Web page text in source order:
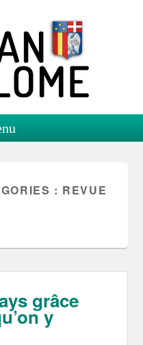
Tholome
: REVUE
grâce
y